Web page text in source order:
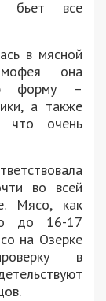
бьет все
в мясной
она
форму –
а также
что очень
во всей
Мясо, как
до 16-17
на Озерке
в